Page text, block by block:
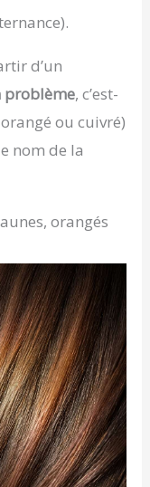
d’un
problème, c’est-
ou cuivré)
nom de la
orangés